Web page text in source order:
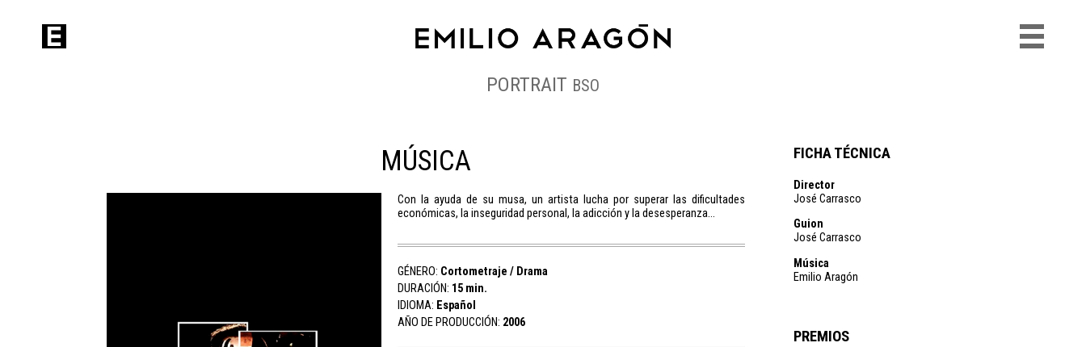
PORTRAIT BSO
MÚSICA
Con la ayuda de su musa, un artista lucha por superar las dificultades
económicas, la inseguridad personal, la adicción y la desesperanza…
GÉNERO: Cortometraje / Drama
DURACIÓN: 15 min.
IDIOMA: Español
AÑO DE PRODUCCIÓN: 2006
FICHA TÉCNICA
Director
José Carrasco
Guion
José Carrasco
Música
Emilio Aragón
PREMIOS